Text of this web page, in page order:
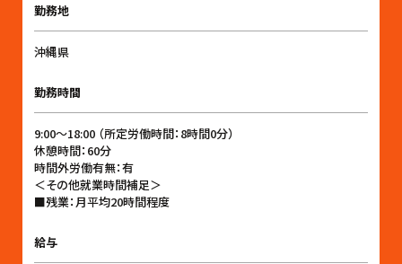
勤務地
沖縄県
勤務時間
9:00〜18:00 （所定労働時間：8時間0分）
休憩時間：60分
時間外労働有無：有
＜その他就業時間補足＞
■残業：月平均20時間程度
給与